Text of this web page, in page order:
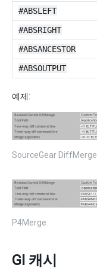
#ABSLEFT
#ABSRIGHT
#ABSANCESTOR
#ABSOUTPUT
예제:
SourceGear DiffMerge
P4Merge
GI 캐시